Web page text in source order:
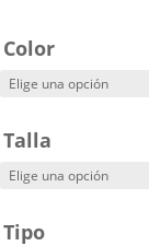
Color
Talla
Tipo